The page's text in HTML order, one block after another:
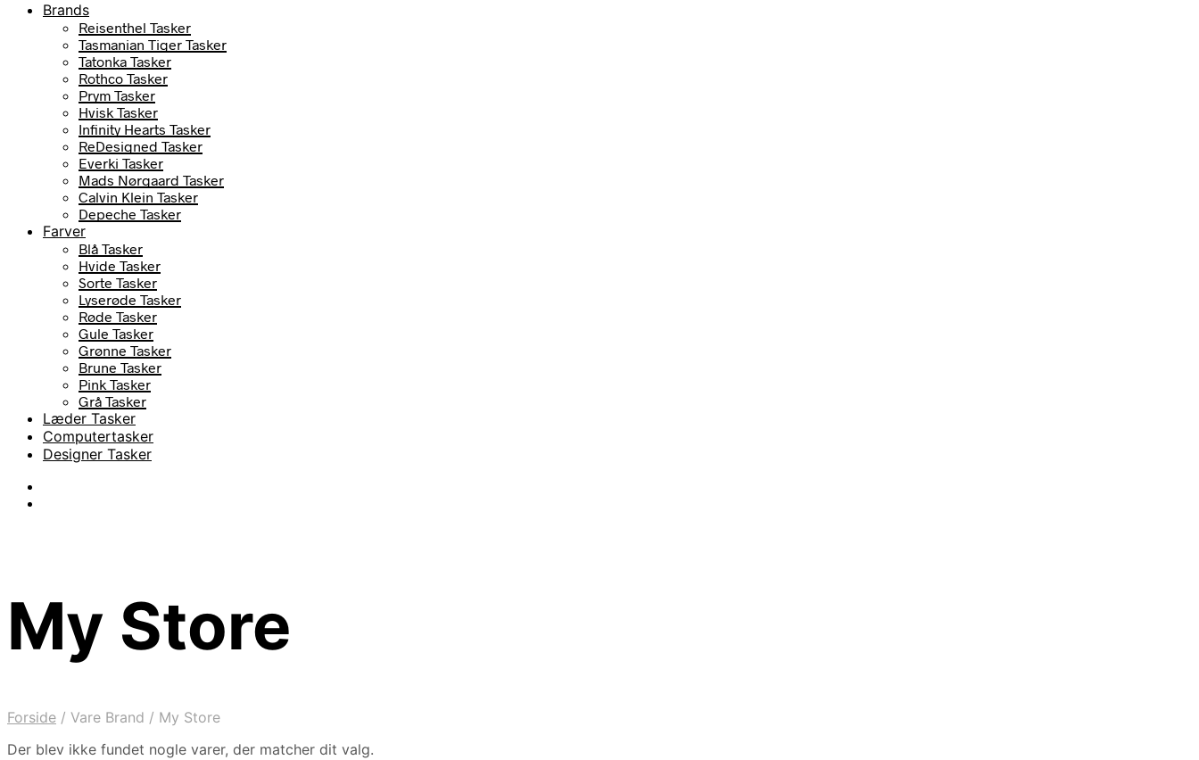
Brands
Reisenthel Tasker
Tasmanian Tiger Tasker
Tatonka Tasker
Rothco Tasker
Prym Tasker
Hvisk Tasker
Infinity Hearts Tasker
ReDesigned Tasker
Everki Tasker
Mads Nørgaard Tasker
Calvin Klein Tasker
Depeche Tasker
Farver
Blå Tasker
Hvide Tasker
Sorte Tasker
Lyserøde Tasker
Røde Tasker
Gule Tasker
Grønne Tasker
Brune Tasker
Pink Tasker
Grå Tasker
Læder Tasker
Computertasker
Designer Tasker
My Store
Forside / Vare Brand / My Store
Der blev ikke fundet nogle varer, der matcher dit valg.